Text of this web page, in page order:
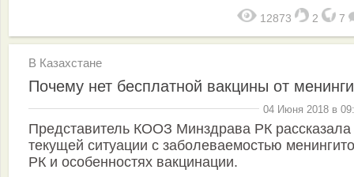
12873 2 7
В Казахстане
Почему нет бесплатной вакцины от
04 Июня 2018 в
Представитель КООЗ Минздрава РК рассказала
текущей ситуации с заболеваемостью
РК и особенностях вакцинации.